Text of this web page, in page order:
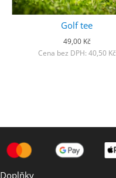
Golf tee
49,00 Kč
Cena bez DPH: 40,50 Kč
Doplňky